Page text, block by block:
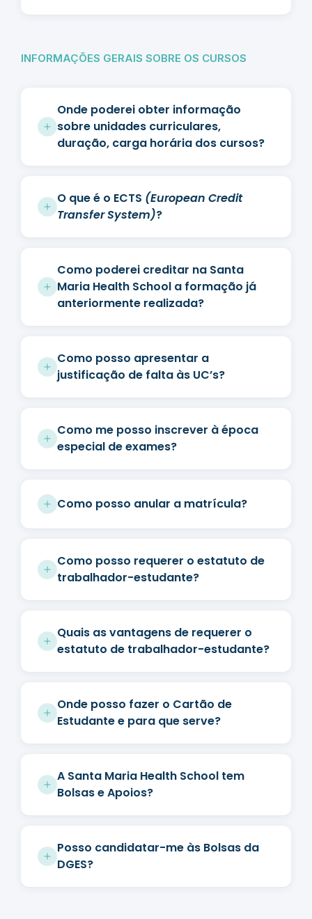
INFORMAÇÕES GERAIS SOBRE OS CURSOS
Onde poderei obter informação
sobre unidades curriculares,
duração, carga horária dos cursos?
O que é o ECTS (European Credit
Transfer System)?
Como poderei creditar na Santa
Maria Health School a formação já
anteriormente realizada?
Como posso apresentar a
justificação de falta às UC’s?
Como me posso inscrever à época
especial de exames?
Como posso anular a matrícula?
Como posso requerer o estatuto de
trabalhador-estudante?
Quais as vantagens de requerer o
estatuto de trabalhador-estudante?
Onde posso fazer o Cartão de
Estudante e para que serve?
A Santa Maria Health School tem
Bolsas e Apoios?
Posso candidatar-me às Bolsas da
DGES?